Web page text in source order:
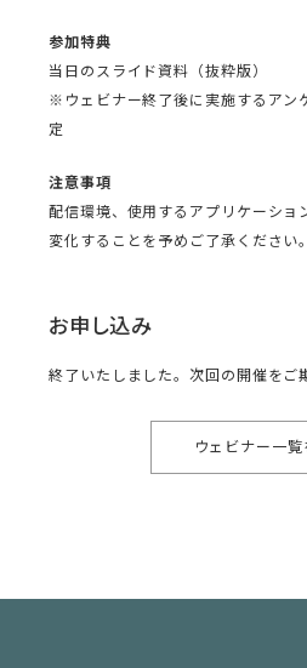
参加特典
当日のスライド資料（抜粋版）
※ウェビナー終了後に実施するアン
定
注意事項
配信環境、使用するアプリケーショ
変化することを予めご了承ください。
お申し込み
終了いたしました。次回の開催をご
ウェビナー一覧